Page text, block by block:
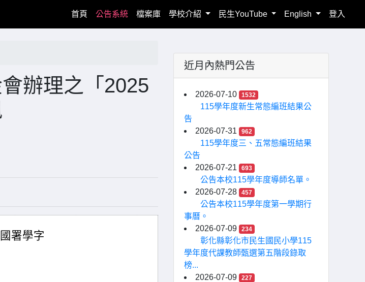
首頁(current)
公告系統 檔案庫 學校介紹 民生YouTube English 登入
辦理之「2025
署學字
近月內熱門公告
2026-07-10 1532
115學年度新生常態編班結果公
告
2026-07-31
962
115學年度三、五常態編班結果
公告
2026-07-21
693
公告本校115學年度導師名單。
2026-07-28
457
公告本校115學年度第一學期行
事曆。
2026-07-09
234
彰化縣彰化市民生國民小學115
學年度代課教師甄選第五階段錄取
榜...
2026-07-09
227